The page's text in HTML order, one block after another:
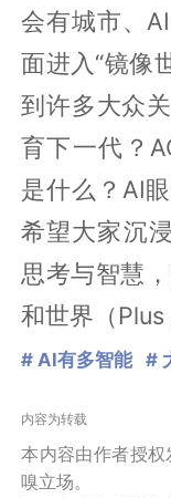
会有城市、
面进入“镜像
到许多大众
育下一代？
是什么？AI
希望大家沉
思考与智慧
和世界（Plus
# AI有多智能 #
内容为转载
本内容由作者授
嗅立场。